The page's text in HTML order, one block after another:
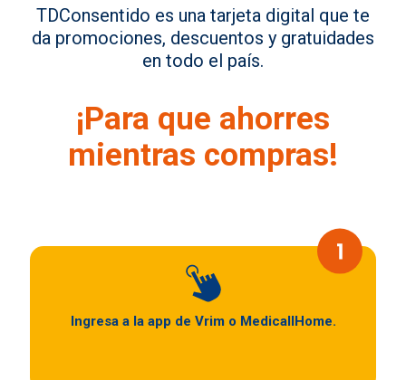
TDConsentido es una tarjeta digital que te
da promociones, descuentos y gratuidades
en todo el país.
¡Para que ahorres
mientras compras!
Ingresa a la app de Vrim o MedicallHome.